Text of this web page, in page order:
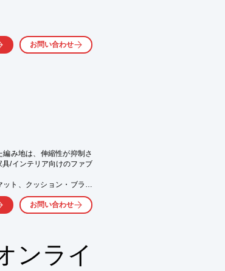
製作したい。
お問い合わせ
み地は、伸縮性が抑制さ
/インテリア向けのファブ
ト、クッション・ブラン
素材にも対応し、新たな
お問い合わせ
ンライ